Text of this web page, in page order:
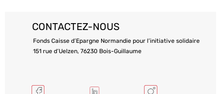
CONTACTEZ-NOUS
Fonds Caisse d’Epargne Normandie pour l’initiative solidaire
151 rue d’Uelzen, 76230 Bois-Guillaume